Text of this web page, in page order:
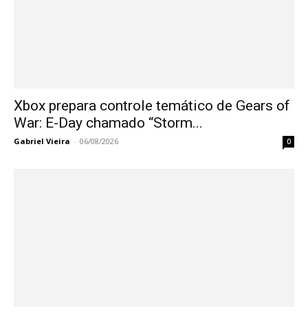
Xbox prepara controle temático de Gears of
War: E-Day chamado “Storm...
Gabriel Vieira - 06/08/2026 0